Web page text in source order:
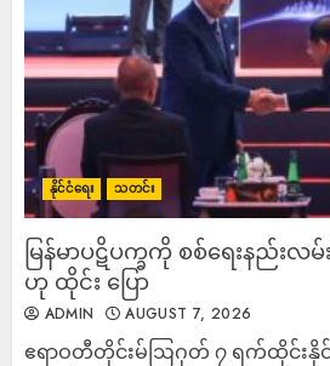
နိုင်ငံရေး သတင်း
မြန်မာပဋိပက္ခကို စစ်ရေးနည်းလမ်
ဟု ထိုင်း ပြော
ADMIN AUGUST 7, 2026
ဧရာဝတီတိုင်းမ်ဩဂုတ် ၇ ရက်ထိုင်းနိုင်